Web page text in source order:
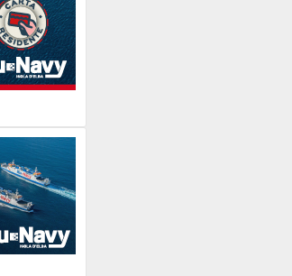
il programma della prima serata